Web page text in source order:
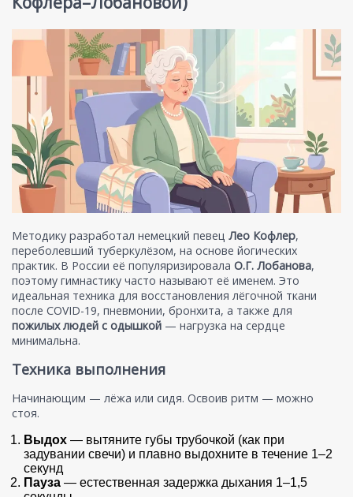
Методику разработал немецкий певец Лео Кофлер,
переболевший туберкулёзом, на основе йогических
практик. В России её популяризировала О.Г. Лобанова,
поэтому гимнастику часто называют её именем. Это
идеальная техника для восстановления лёгочной ткани
после COVID-19, пневмонии, бронхита, а также для
пожилых людей с одышкой — нагрузка на сердце
минимальна.
Техника выполнения
Начинающим — лёжа или сидя. Освоив ритм — можно
стоя.
Выдох — вытяните губы трубочкой (как при
задувании свечи) и плавно выдохните в течение 1–2
секунд
Пауза — естественная задержка дыхания 1–1,5